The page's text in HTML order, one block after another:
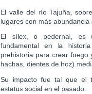
El valle del río Tajuña,
lugares con más abundancia
El sílex, o pedernal, es
fundamental en la
prehistoria para crear fuego
hachas, dientes de hoz)
Su impacto fue tal que el
estatus social en el pasado.